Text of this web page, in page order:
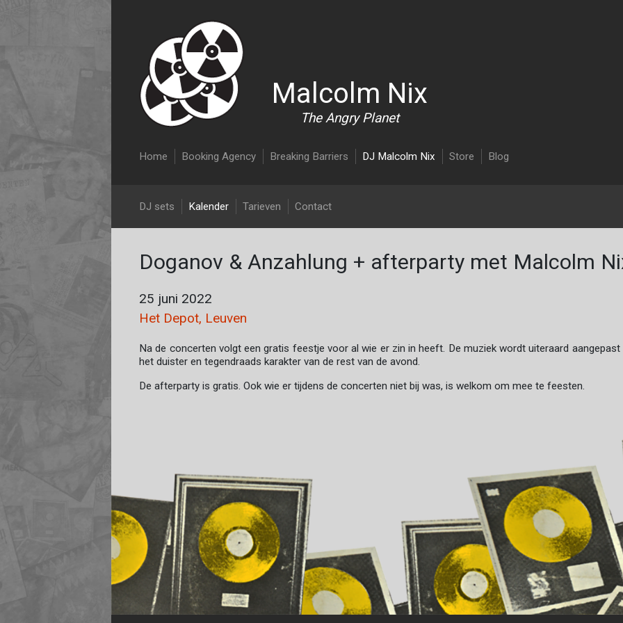
Malcolm Nix
The Angry Planet
Main navigation
Home Booking Agency Breaking Barriers DJ Malcolm Nix Store Blog
DJ Malcolm Nix
DJ sets Kalender Tarieven Contact
Doganov & Anzahlung + afterparty met Malcolm
25 juni 2022
Het Depot, Leuven
Na de concerten volgt een gratis feestje voor al wie er zin in heeft. De muziek wordt uiteraard aangepast
het duister en tegendraads karakter van de rest van de avond.
De afterparty is gratis. Ook wie er tijdens de concerten niet bij was, is welkom om mee te feesten.